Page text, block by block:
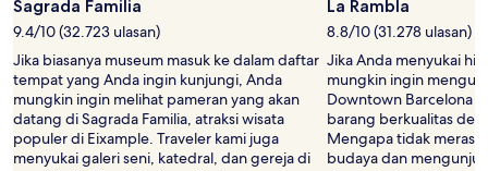
Sagrada Familia
9.4/10 (32.723 ulasan)
Jika biasanya museum masuk ke dalam daftar
tempat yang Anda ingin kunjungi, Anda
mungkin ingin melihat pameran yang akan
datang di Sagrada Familia, atraksi wisata
populer di Eixample. Traveler kami juga
menyukai galeri seni, katedral, dan gereja di
La Rambla
8.8/10 (31.278 ulasan)
Jika Anda menyukai
mungkin ingin
Downtown Barcelona
barang berkualitas
Mengapa tidak
budaya dan